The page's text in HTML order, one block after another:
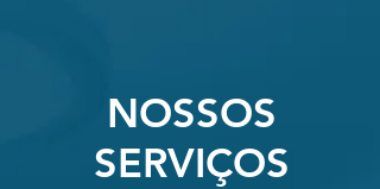
NOSSOS
SERVIÇOS